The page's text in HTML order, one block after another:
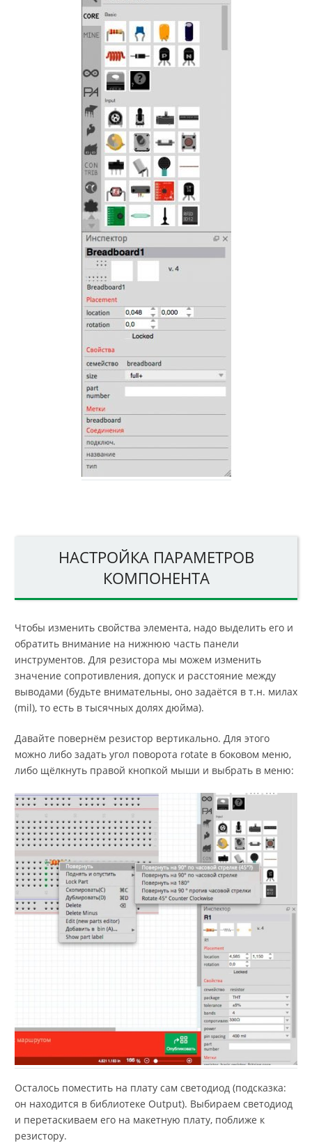
НАСТРОЙКА ПАРАМЕТРОВ
КОМПОНЕНТА
Чтобы изменить свойства элемента, надо выделить его и
обратить внимание на нижнюю часть панели
инструментов. Для резистора мы можем изменить
значение сопротивления, допуск и расстояние между
выводами (будьте внимательны, оно задаётся в т.н. милах
(mil), то есть в тысячных долях дюйма).
Давайте повернём резистор вертикально. Для этого
можно либо задать угол поворота rotate в боковом меню,
либо щёлкнуть правой кнопкой мыши и выбрать в меню:
Осталось поместить на плату сам светодиод (подсказка:
он находится в библиотеке Output). Выбираем светодиод
и перетаскиваем его на макетную плату, поближе к
резистору.